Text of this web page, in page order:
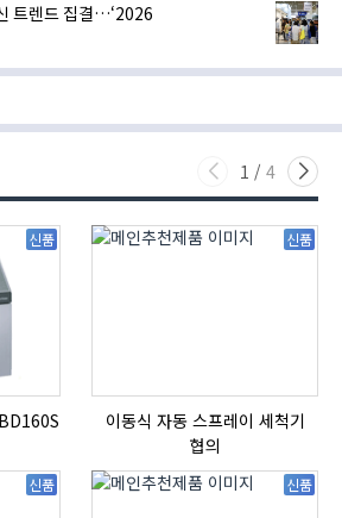
트렌드 집결…‘2026
1 / 4
신품 신품
이동식 자동 스프레이 세척기
협의
신품 신품